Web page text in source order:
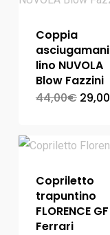
Coppia
asciugamani
lino NUVOLA
Blow Fazzini
44,00€ 29,00
Copriletto
trapuntino
FLORENCE GF
Ferrari